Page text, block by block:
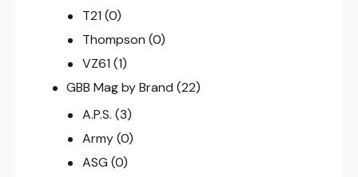
T21 (0)
Thompson (0)
VZ61 (1)
GBB Mag by Brand (22)
A.P.S. (3)
Army (0)
ASG (0)